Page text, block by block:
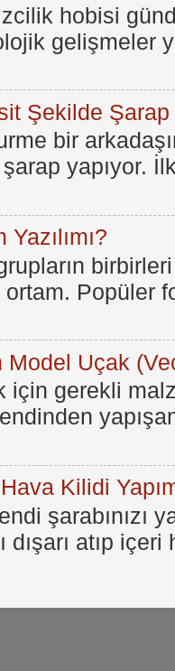
hobisi
gelişmeler
Şekilde Şarap
bir
yapıyor.
Popüler
Model Uçak
için gerekli
Kilidi
şarabınızı
dışarı atıp